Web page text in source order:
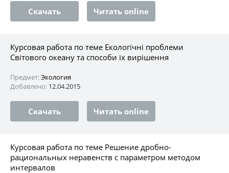
Скачать Читать online
Курсовая работа по теме Екологічні проблеми
Світового океану та способи їх вирішення
Предмет:Экология
Добавлено: 12.04.2015
Скачать Читать online
Курсовая работа по теме Решение дробно-
рациональных неравенств с параметром методом
интервалов